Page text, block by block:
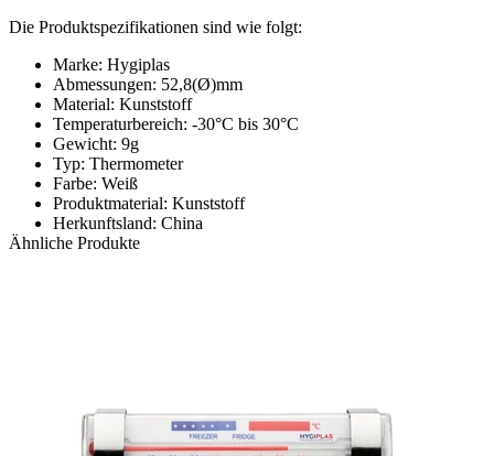
Die Produktspezifikationen sind wie folgt:
Marke: Hygiplas
Abmessungen: 52,8(Ø)mm
Material: Kunststoff
Temperaturbereich: -30°C bis 30°C
Gewicht: 9g
Typ: Thermometer
Farbe: Weiß
Produktmaterial: Kunststoff
Herkunftsland: China
Ähnliche Produkte